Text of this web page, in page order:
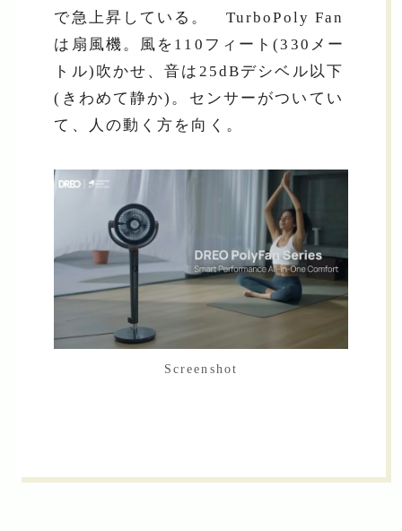
で急上昇している。 TurboPoly Fan
は扇風機。風を110フィート(330メー
トル)吹かせ、音は25dBデシベル以下
(きわめて静か)。センサーがついてい
て、人の動く方を向く。
Screenshot